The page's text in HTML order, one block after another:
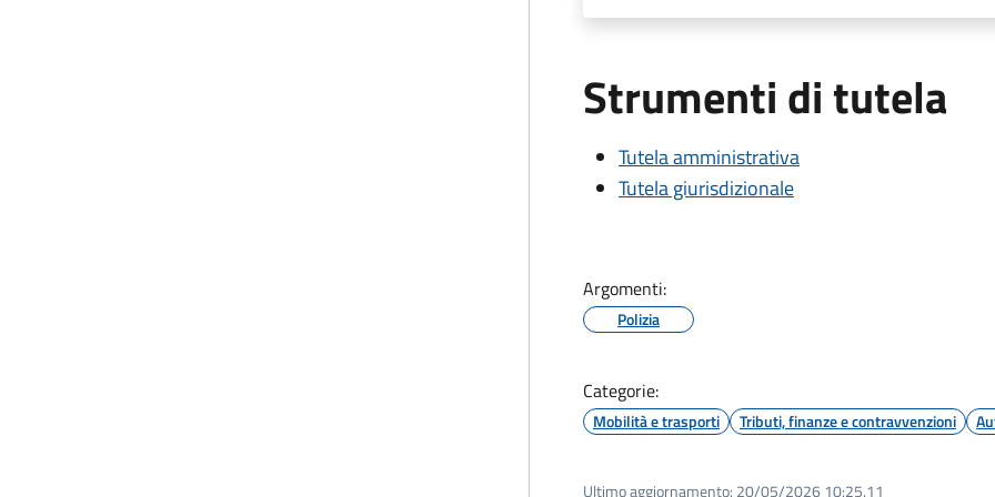
Strumenti di tutela
Tutela amministrativa
Tutela giurisdizionale
Argomenti:
Polizia
Categorie:
Mobilità e trasporti Tributi, finanze e contravvenzioni
Ultimo aggiornamento: 20/05/2026 10:25.11